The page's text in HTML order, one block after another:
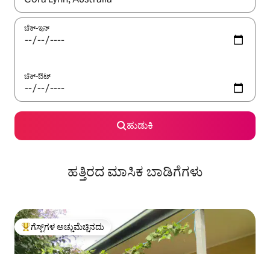
ಚೆಕ್-ಇನ್
ಚೆಕ್-ಔಟ್
ಹುಡುಕಿ
ಹತ್ತಿರದ ಮಾಸಿಕ ಬಾಡಿಗೆಗಳು
ಗೆಸ್ಟ್‌ಗಳಿಗೆ ಅತಿ ಹೆಚ್ಚು ಅಚ್ಚುಮೆಚ್ಚಿನದು
ಗೆಸ್ಟ್‌ಗಳ ಅಚ್ಚುಮೆಚ್ಚಿನದು